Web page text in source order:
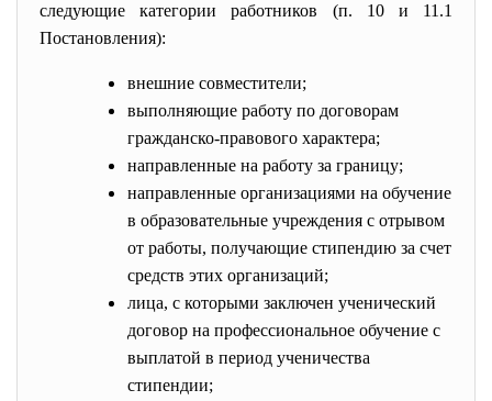
следующие категории работников (п. 10 и 11.1
Постановления):
внешние совместители;
выполняющие работу по договорам
гражданско-правового характера;
направленные на работу за границу;
направленные организациями на обучение
в образовательные учреждения с отрывом
от работы, получающие стипендию за счет
средств этих организаций;
лица, с которыми заключен ученический
договор на профессиональное обучение с
выплатой в период ученичества
стипендии;